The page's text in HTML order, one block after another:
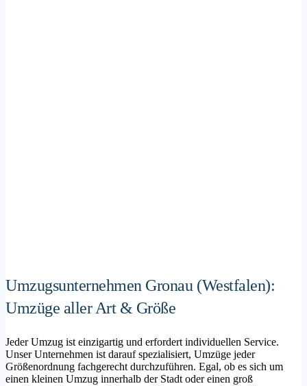
Umzugsunternehmen Gronau (Westfalen):
Umzüge aller Art & Größe
Jeder Umzug ist einzigartig und erfordert individuellen Service.
Unser Unternehmen ist darauf spezialisiert, Umzüge jeder
Größenordnung fachgerecht durchzuführen. Egal, ob es sich um
einen kleinen Umzug innerhalb der Stadt oder einen groß